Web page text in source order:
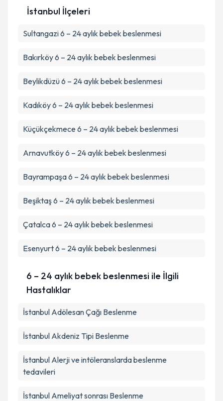
Metni 'ni okudum ve kişisel verilerimin belirtilen
İstanbul İlçeleri
Sultangazi6 – 24 aylık bebek beslenmesi
Bakırköy6 – 24 aylık bebek beslenmesi
Beylikdüzü6 – 24 aylık bebek beslenmesi
Kadıköy6 – 24 aylık bebek beslenmesi
Küçükçekmece 6 – 24 aylık bebek beslenmesi
Arnavutköy6 – 24 aylık bebek beslenmesi
Bayrampaşa6 – 24 aylık bebek beslenmesi
Beşiktaş6 – 24 aylık bebek beslenmesi
Çatalca6 – 24 aylık bebek beslenmesi
Esenyurt6 – 24 aylık bebek beslenmesi
6 – 24 aylık bebek beslenmesi ile İlgili
Hastalıklar
İstanbul Adölesan Çağı Beslenme
İstanbul Akdeniz Tipi Beslenme
İstanbul Alerji ve intöleranslarda beslenme
tedavileri
İstanbul Ameliyat sonrası Beslenme